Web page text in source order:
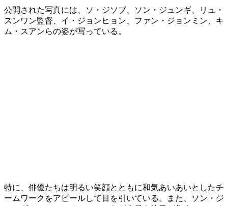
公開された写真には、ソ・ジソブ、ソン・ジュンギ、リュ・
スンワン監督、イ・ジョンヒョン、ファン・ジョンミン、キ
ム・スアンらの姿が写っている。
特に、俳優たちは明るい笑顔とともに和気あいあいとしたチ
ームワークをアピールして目を引いている。また、ソン・ジ